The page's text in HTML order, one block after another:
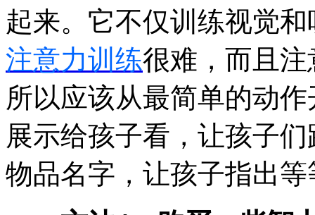
起来。它不仅训练视觉
注意力训练很难，而且
所以应该从最简单的动
展示给孩子看，让孩子
物品名字，让孩子指出等